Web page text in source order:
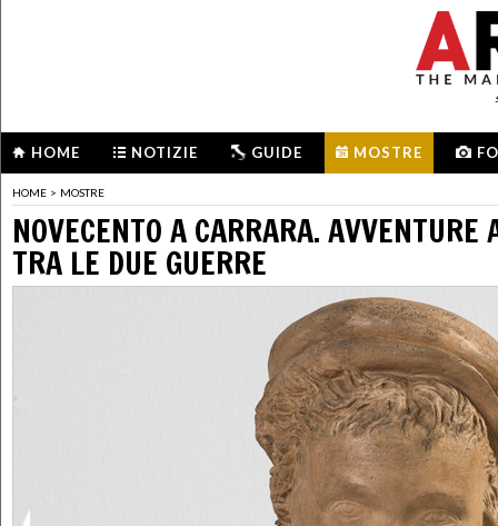
HOME NOTIZIE GUIDE MOSTRE
HOME > MOSTRE
NOVECENTO A CARRARA. AVVENTURE
TRA LE DUE GUERRE